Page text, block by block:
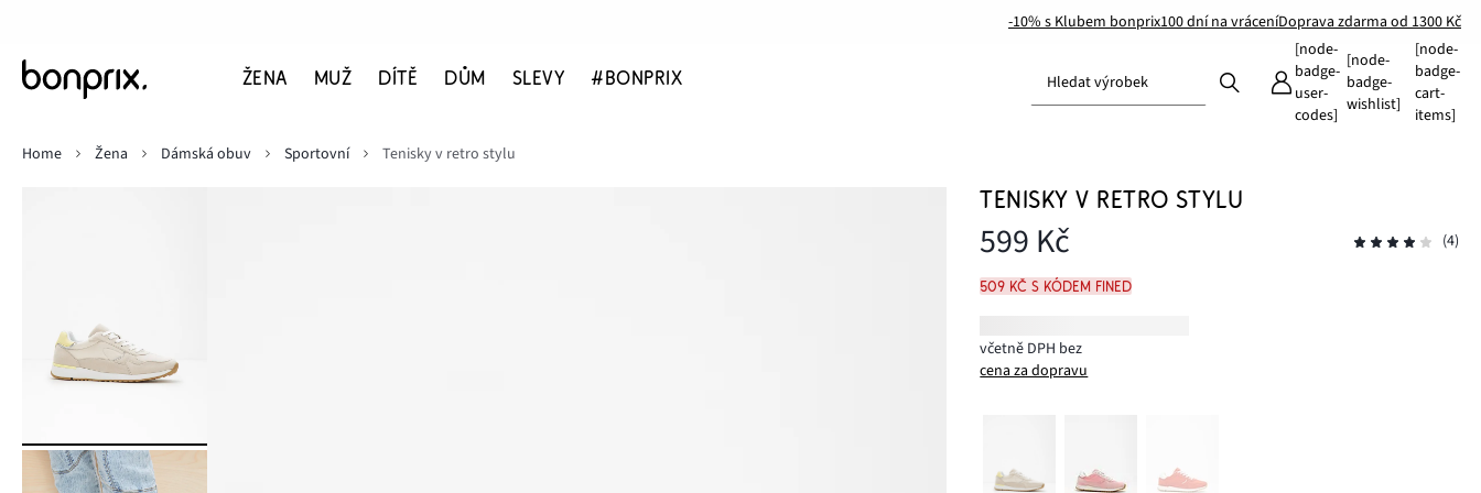
-10% s Klubem bonprix100 dní na vráceníDoprava zdarma od 1300 Kč
ŽENA MUŽ DÍTĚ DŮM SLEVY #BONPRIX Hledat výrobek
[node-
badge-
user-
codes]
[node-
badge-
wishlist]
[node-
badge-
cart-
items]
Home
Žena Dámská obuv Sportovní Tenisky v retro stylu
TENISKY V RETRO STYLU
599 Kč (4)
509 Kč s kódem FINED
včetně DPH bez
cena za dopravu